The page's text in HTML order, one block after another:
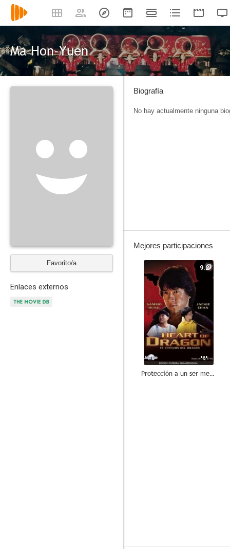
Ma Hon-Yuen
Favorito/a
Enlaces externos
Biografía
No hay actualmente ninguna
Mejores participaciones
9.2
Protección a un ser menor